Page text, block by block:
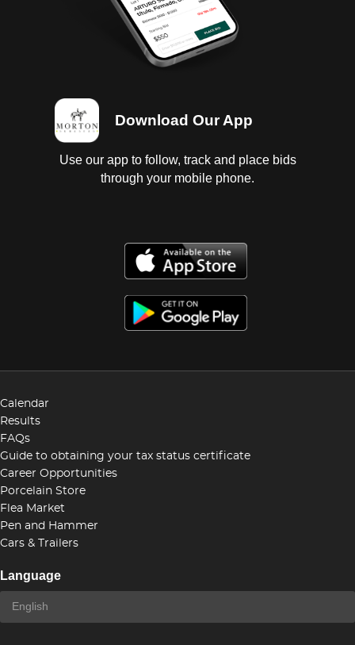
Download Our App
Use our app to follow, track and place bids
through your mobile phone.
Calendar
Results
FAQs
Guide to obtaining your tax status certificate
Career Opportunities
Porcelain Store
Flea Market
Pen and Hammer
Cars & Trailers
Language